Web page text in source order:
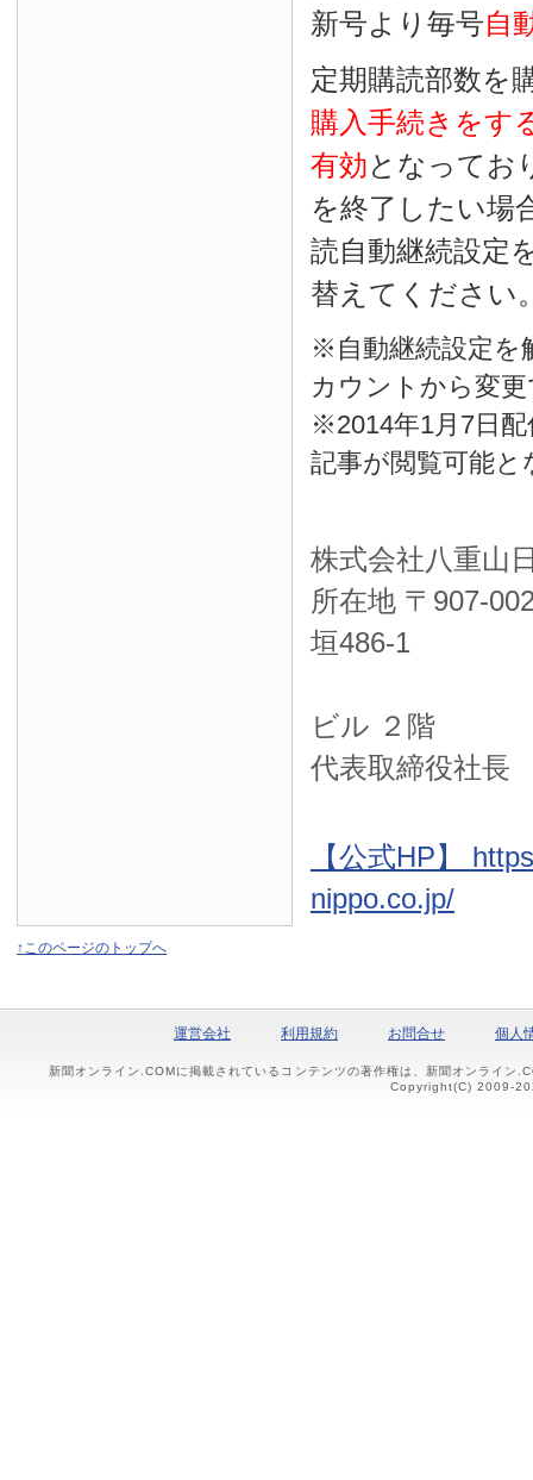
新号より毎号自
定期購読部数を
購入手続きをす
有効となってお
を終了したい場
読自動継続設定
替えてください
※自動継続設定を
カウントから変
※2014年1月7日
記事が閲覧可能
株式会社八重山
所在地 〒 907-
垣486-1
ビル ２階
代表取締役社
【公式HP】
nippo.co.jp/
↑このページのトップへ
運営会社 利用規約 お問合せ 個人
新聞オンライン.COMに掲載されているコンテンツの著作権は、新聞オンライン
Copyright(C) 2009-